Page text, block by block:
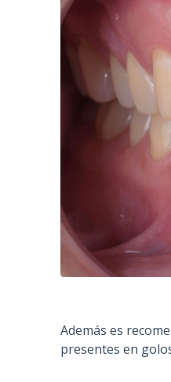
Además es
presentes en